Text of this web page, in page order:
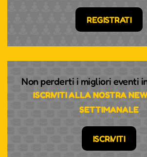
REGISTRATI
Non perderti i migliori eventi
ISCRIVITI ALLA NOSTRA
SETTIMANALE
ISCRIVITI